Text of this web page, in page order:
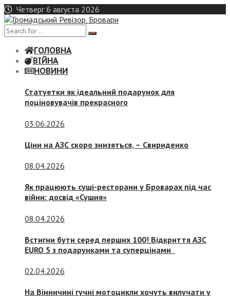
Skip
to
content
Четверг 6 августа 2026
ГОЛОВНА
ВІЙНА
НОВИНИ
Статуетки як ідеальний подарунок для
поціновувачів прекрасного
03.06.2026
Ціни на АЗС скоро знизяться, – Свириденко
08.04.2026
Як працюють суші-ресторани у Броварах під час
війни: досвід «Сушия»
08.04.2026
Встигни бути серед перших 100! Відкриття АЗС
EURO 5 з подарунками та суперцінами
02.04.2026
На Вінничині гучні мотоцикли хочуть вилучати у